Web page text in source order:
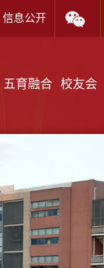
信息公开
五育融合 校友会